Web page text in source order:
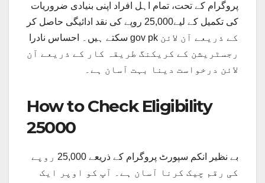
پروگرام کے تحت، تمام اہل افراد اپنی بنیادی ضروریات
کی تکمیل کے لیے25,000 روپے کی نقد ادائیگی حاصل کر
سکتے ہیں۔ احساس نادرا gov pk کے ذریعے آن لائن
رجسٹریشن کے کریکنگ طریقہ کار کے ذریعے آن
لائن درخواست دینا بہت آسان ہے۔
How to Check Eligibility
25000
بے نظیر انکم سپورٹ پروگرام کے ذریعے 25,000 روپے
کی رقم چیک کرنا آسان ہے۔ آپ کو اوپر ایک